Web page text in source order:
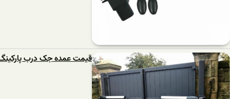
قیمت عمده جک درب